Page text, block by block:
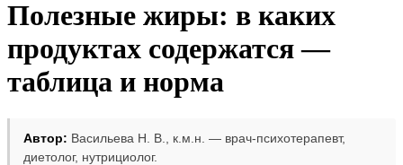
Полезные жиры: в каких
продуктах содержатся —
таблица и норма
Автор: Васильева Н. В., к.м.н. — врач-психотерапевт,
диетолог, нутрициолог.